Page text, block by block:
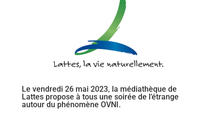
Le vendredi 26 mai 2023, la médiathèque de
Lattes propose à tous une soirée de l’étrange
autour du phénomène OVNI.